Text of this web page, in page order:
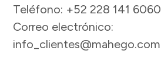
Teléfono: +52 228 141 6060
Correo electrónico:
info_clientes@mahego.com